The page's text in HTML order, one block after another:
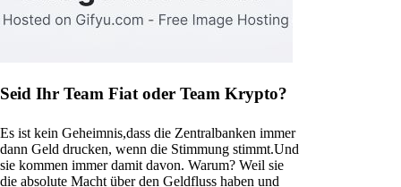
Seid Ihr Team Fiat oder Team Krypto?
Es ist kein Geheimnis,dass die Zentralbanken immer
dann Geld drucken, wenn die Stimmung stimmt.Und
sie kommen immer damit davon. Warum? Weil sie
die absolute Macht über den Geldfluss haben und